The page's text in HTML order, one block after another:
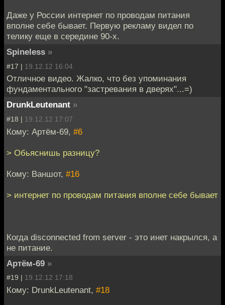
Даже у России интернет по проводам питания
вполне себе бывает. Первую рекламу видел по
телику еще в середине 90-х.
Spineless »
#17 | 19.12.12 16:04
Отличное видео. Жалко, что без упоминания
фундаментального "застревания в дверях"...=)
DrunkLeutenant »
#18 | 19.12.12 17:07
Кому: Артём-69, #6
> Обьяснишь разницу?
Кому: Ваншот, #16
> интернет по проводам питания вполне себе бывает
Когда disconnected from server - это инет накрылся, а
не питание.
Артём-69 »
#19 | 19.12.12 17:18
Кому: DrunkLeutenant, #18